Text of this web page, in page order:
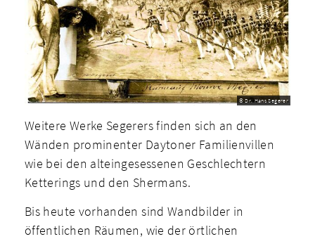
© Dr. Hans Segerer
Weitere Werke Segerers finden sich an den
Wänden prominenter Daytoner Familienvillen
wie bei den alteingesessenen Geschlechtern
Ketterings und den Shermans.
Bis heute vorhanden sind Wandbilder in
öffentlichen Räumen, wie der örtlichen